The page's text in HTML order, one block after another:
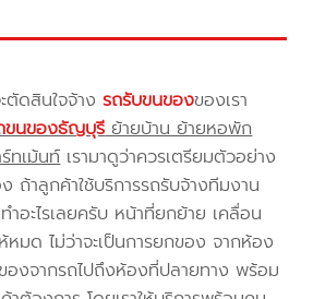
ตัดสินใจจ้างรถรับขนของของเรา
ขนของธัญบุรีย้ายบ้าน ย้ายหอพัก
ทเม้นท์เรามาดูว่าควรเตรียมตัวอย่าง
ถ้าลูกค้าใช้บริการรถรับจ้างทีมงาน
ำอะไรเลยครับ หน้าที่ยกย้าย เคลื่อน
หมด ไม่ว่าจะเป็นการยกของ จากห้อง
องจากรถไปถึงห้องที่ปลายทาง พร้อม